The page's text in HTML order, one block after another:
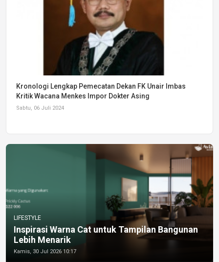
Kronologi Lengkap Pemecatan Dekan FK Unair Imbas
Kritik Wacana Menkes Impor Dokter Asing
Sabtu, 06 Juli 2024
LIFESTYLE
Inspirasi Warna Cat untuk Tampilan Bangunan
Lebih Menarik
Kamis, 30 Jul 2026 10:17